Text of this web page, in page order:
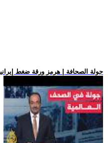
.. جولة الصحافة | هرمز ورقة ضغط